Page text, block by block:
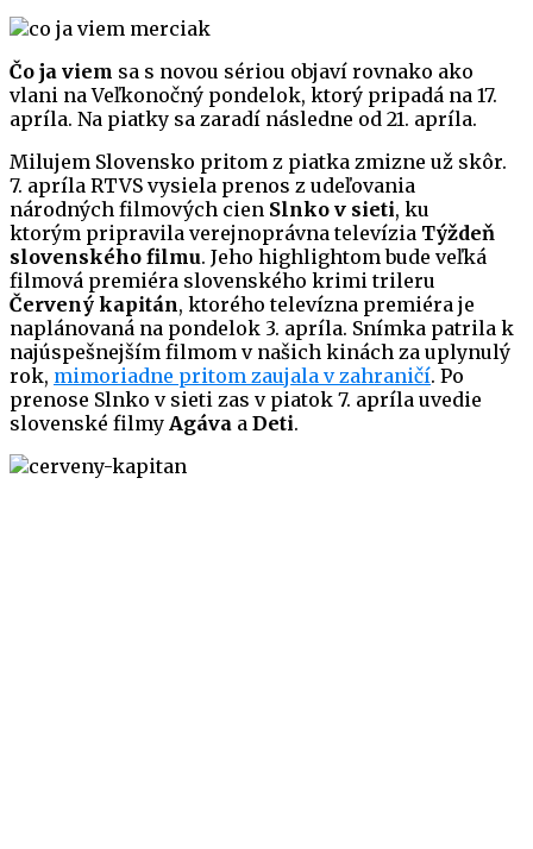
Čo ja viem sa s novou sériou objaví rovnako ako
vlani na Veľkonočný pondelok, ktorý pripadá na 17.
apríla. Na piatky sa zaradí následne od 21. apríla.
Milujem Slovensko pritom z piatka zmizne už skôr.
7. apríla RTVS vysiela prenos z udeľovania
národných filmových cien Slnko v sieti, ku
ktorým pripravila verejnoprávna televízia Týždeň
slovenského filmu. Jeho highlightom bude veľká
filmová premiéra slovenského krimi trileru
Červený kapitán, ktorého televízna premiéra je
naplánovaná na pondelok 3. apríla. Snímka patrila k
najúspešnejším filmom v našich kinách za uplynulý
rok, mimoriadne pritom zaujala v zahraničí. Po
prenose Slnko v sieti zas v piatok 7. apríla uvedie
slovenské filmy Agáva a Deti.